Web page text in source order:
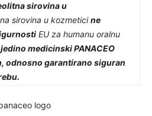
sirovina u
sirovina u kozmeticine
EU za humanu oralnu
jedino medicinski PANACEO
odnosno garantirano siguran